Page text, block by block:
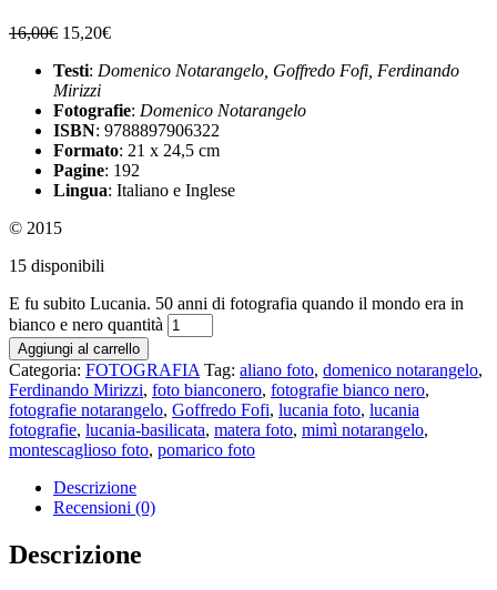
16,00€ 15,20€
Testi: Domenico Notarangelo, Goffredo Fofi, Ferdinando
Mirizzi
Fotografie: Domenico Notarangelo
ISBN: 9788897906322
Formato: 21 x 24,5 cm
Pagine: 192
Lingua: Italiano e Inglese
© 2015
15 disponibili
E fu subito Lucania. 50 anni di fotografia quando il mondo era in
bianco e nero quantità
Aggiungi al carrello
Categoria: FOTOGRAFIA Tag: aliano foto, domenico notarangelo,
Ferdinando Mirizzi, foto bianconero, fotografie bianco nero,
fotografie notarangelo, Goffredo Fofi, lucania foto, lucania
fotografie, lucania-basilicata, matera foto, mimì notarangelo,
montescaglioso foto, pomarico foto
Descrizione
Recensioni (0)
Descrizione